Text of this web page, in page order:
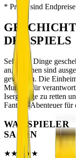
* Preise sind
DES SPIELS
Seltsame Dinge
an, Brunnen sind
geworden. Die
Muhu dafür
Isergebirge zu retten
Fantasy-Abenteuer für
WAS SPIELER
SAGEN
★★★★★